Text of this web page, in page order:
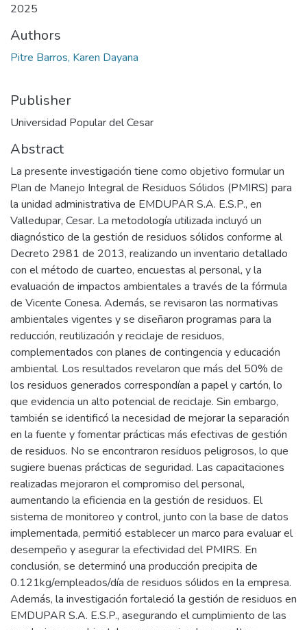
2025
Authors
Pitre Barros, Karen Dayana
Publisher
Universidad Popular del Cesar
Abstract
La presente investigación tiene como objetivo formular un
Plan de Manejo Integral de Residuos Sólidos (PMIRS) para
la unidad administrativa de EMDUPAR S.A. E.S.P., en
Valledupar, Cesar. La metodología utilizada incluyó un
diagnóstico de la gestión de residuos sólidos conforme al
Decreto 2981 de 2013, realizando un inventario detallado
con el método de cuarteo, encuestas al personal, y la
evaluación de impactos ambientales a través de la fórmula
de Vicente Conesa. Además, se revisaron las normativas
ambientales vigentes y se diseñaron programas para la
reducción, reutilización y reciclaje de residuos,
complementados con planes de contingencia y educación
ambiental. Los resultados revelaron que más del 50% de
los residuos generados correspondían a papel y cartón, lo
que evidencia un alto potencial de reciclaje. Sin embargo,
también se identificó la necesidad de mejorar la separación
en la fuente y fomentar prácticas más efectivas de gestión
de residuos. No se encontraron residuos peligrosos, lo que
sugiere buenas prácticas de seguridad. Las capacitaciones
realizadas mejoraron el compromiso del personal,
aumentando la eficiencia en la gestión de residuos. El
sistema de monitoreo y control, junto con la base de datos
implementada, permitió establecer un marco para evaluar el
desempeño y asegurar la efectividad del PMIRS. En
conclusión, se determinó una producción precipita de
0.121kg/empleados/día de residuos sólidos en la empresa.
Además, la investigación fortaleció la gestión de residuos en
EMDUPAR S.A. E.S.P., asegurando el cumplimiento de las